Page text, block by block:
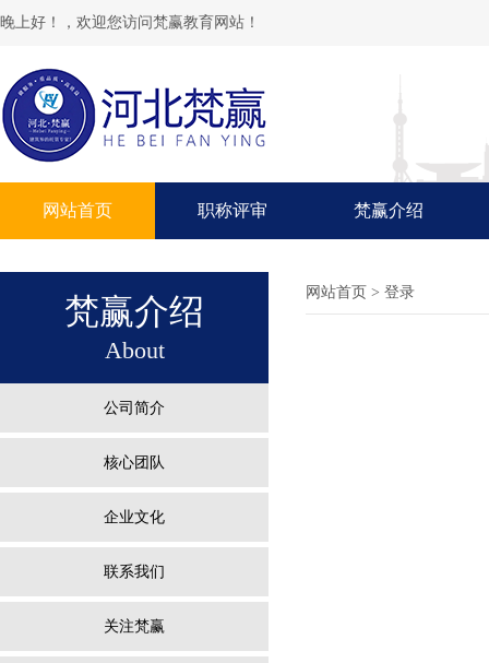
晚上好！，欢迎您访问梵赢教育网站！
网站首页 职称评审 梵赢介绍
梵赢介绍
About
公司简介
核心团队
企业文化
联系我们
关注梵赢
网站首页 > 登录